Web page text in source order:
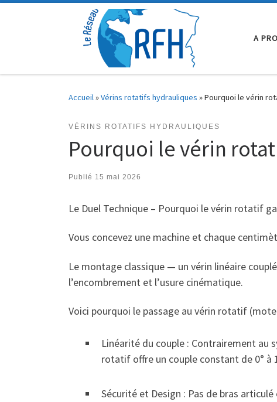
A
Accueil»Vérins rotatifs hydrauliques »Pourquoi le vérin
VÉRINS ROTATIFS HYDRAULIQUES
Pourquoi le vérin
Publié 15 mai 2026
Le Duel Technique – Pourquoi le vérin rotatif
Vous concevez une machine et chaque
Le montage classique — un vérin linéaire
l’encombrement et l’usure cinématique.
Voici pourquoi le passage au vérin rotatif
Linéarité du couple : Contrairement au
rotatif offre un couple constant de 0° à
Sécurité et Design : Pas de bras